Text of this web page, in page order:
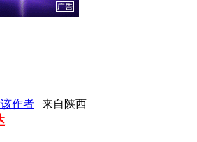
作者 | 来自陕西